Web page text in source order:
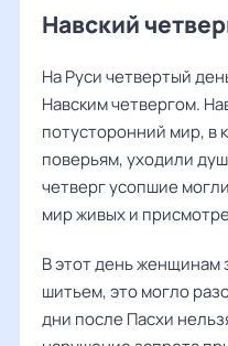
Навский
На Руси четвертый
Навским четвергом.
потусторонний мир, в
поверьям, уходили
четверг усопшие
мир живых и
В этот день женщинам
шитьем, это могло
дни после Пасхи